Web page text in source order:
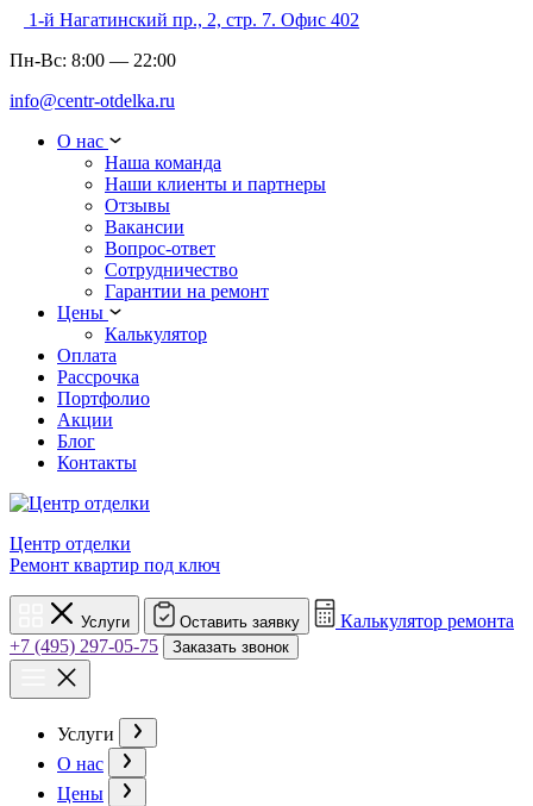
1-й Нагатинский пр., 2, стр. 7. Офис 402
Пн-Вс: 8:00 — 22:00
info@centr-otdelka.ru
О нас
Наша команда
Наши клиенты и партнеры
Отзывы
Вакансии
Вопрос-ответ
Сотрудничество
Гарантии на ремонт
Цены
Калькулятор
Оплата
Рассрочка
Портфолио
Акции
Блог
Контакты
Центр отделки
Ремонт квартир под ключ
Услуги Оставить заявку
Калькулятор ремонта
+7 (495) 297-05-75
Заказать звонок
Услуги
О нас
Цены